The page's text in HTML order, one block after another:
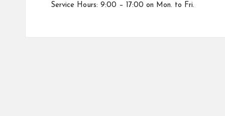
Service Hours: 9:00 – 17:00 on Mon. to Fri.